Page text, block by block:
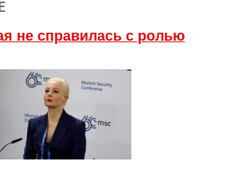
не справилась с ролью